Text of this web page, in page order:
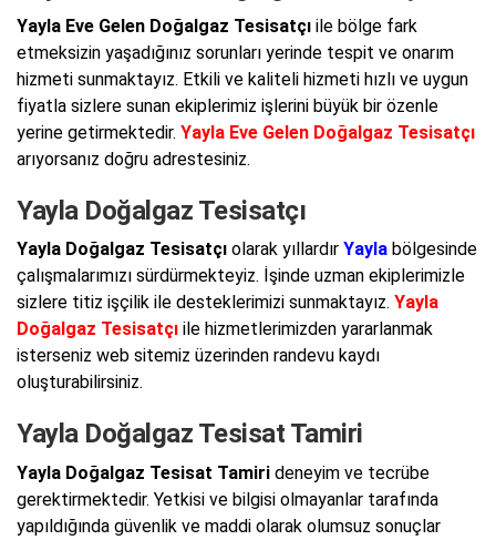
Yayla Eve Gelen Doğalgaz Tesisatçı ile bölge fark
etmeksizin yaşadığınız sorunları yerinde tespit ve onarım
hizmeti sunmaktayız. Etkili ve kaliteli hizmeti hızlı ve uygun
fiyatla sizlere sunan ekiplerimiz işlerini büyük bir özenle
yerine getirmektedir. Yayla Eve Gelen Doğalgaz Tesisatçı
arıyorsanız doğru adrestesiniz.
Yayla Doğalgaz Tesisatçı
Yayla Doğalgaz Tesisatçı olarak yıllardır Yayla bölgesinde
çalışmalarımızı sürdürmekteyiz. İşinde uzman ekiplerimizle
sizlere titiz işçilik ile desteklerimizi sunmaktayız. Yayla
Doğalgaz Tesisatçı ile hizmetlerimizden yararlanmak
isterseniz web sitemiz üzerinden randevu kaydı
oluşturabilirsiniz.
Yayla Doğalgaz Tesisat Tamiri
Yayla Doğalgaz Tesisat Tamiri deneyim ve tecrübe
gerektirmektedir. Yetkisi ve bilgisi olmayanlar tarafında
yapıldığında güvenlik ve maddi olarak olumsuz sonuçlar